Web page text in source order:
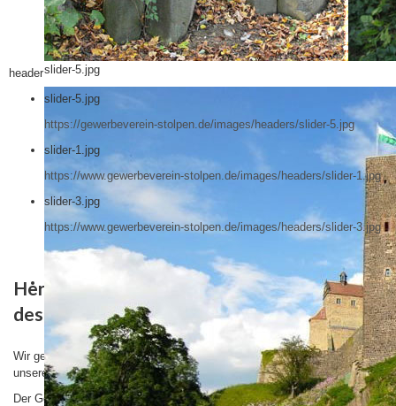
slider-5.jpg
header
slider-5.jpg
https://gewerbeverein-stolpen.de/images/headers/slider-5.jpg
slider-1.jpg
https://www.gewerbeverein-stolpen.de/images/headers/slider-1.jpg
slider-3.jpg
https://www.gewerbeverein-stolpen.de/images/headers/slider-3.jpg
Herzlich willkommen auf der Internetseite
des Gewerbevereins Stolpen e.V.
Wir gestatten uns, auf den nachfolgenden Seiten einen Überblick über
unseren Verein zu geben.
Der Gewerbeverein ist heute in Stolpen ein wichtiges und anerkanntes